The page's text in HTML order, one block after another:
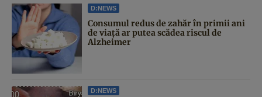
D:NEWS
Consumul redus de zahăr în primii ani
de viață ar putea scădea riscul de
Alzheimer
D:NEWS